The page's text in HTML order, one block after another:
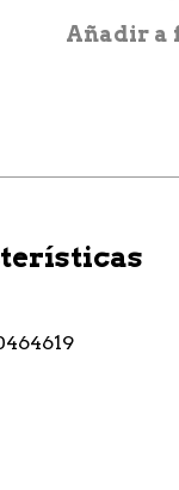
Añadir a